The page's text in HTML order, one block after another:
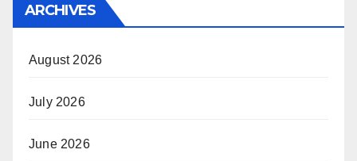
ARCHIVES
August 2026
July 2026
June 2026